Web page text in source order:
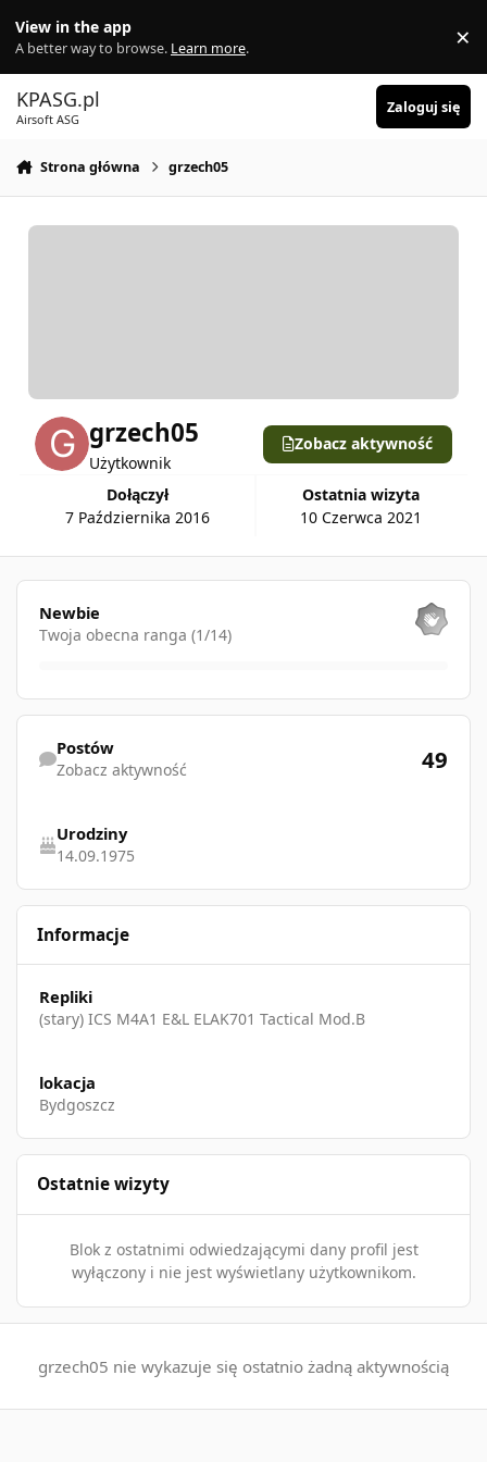
View in the app
A better way to browse. Learn more. ×
KPASG.pl
Airsoft ASG
Zaloguj się
Strona główna grzech05
grzech05
Użytkownik
Dołączył
7 Października 2016
Ostatnia wizyta
10 Czerwca 2021
Zobacz aktywność
Pokaż wszystkie
Newbie
Twoja obecna ranga (1/14)
Zobacz aktywność
Postów
Zobacz aktywność 49
Urodziny
14.09.1975
Informacje
Repliki
(stary) ICS M4A1 E&L ELAK701 Tactical Mod.B
lokacja
Bydgoszcz
Ostatnie wizyty
Blok z ostatnimi odwiedzającymi dany profil jest
wyłączony i nie jest wyświetlany użytkownikom.
grzech05 nie wykazuje się ostatnio żadną aktywnością